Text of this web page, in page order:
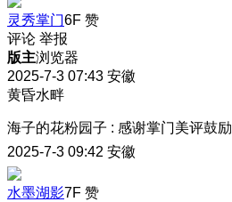
灵秀掌门6F 赞
评论 举报
版主浏览器
2025-7-3 07:43 安徽
黄昏水畔
海子的花粉园子 : 感谢掌门美评鼓励
2025-7-3 09:42 安徽
水墨湖影7F 赞